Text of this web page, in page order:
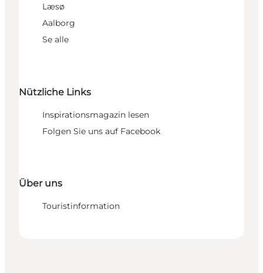
Læsø
Aalborg
Se alle
Nützliche Links
Inspirationsmagazin lesen
Folgen Sie uns auf Facebook
Über uns
Touristinformation